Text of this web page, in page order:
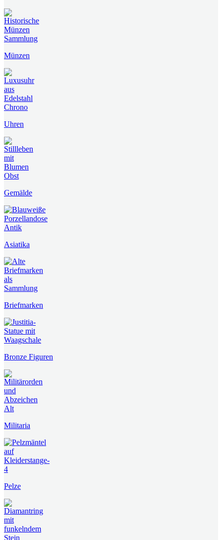
Münzen
Uhren
Gemälde
Asiatika
Briefmarken
Bronze Figuren
Militaria
Pelze